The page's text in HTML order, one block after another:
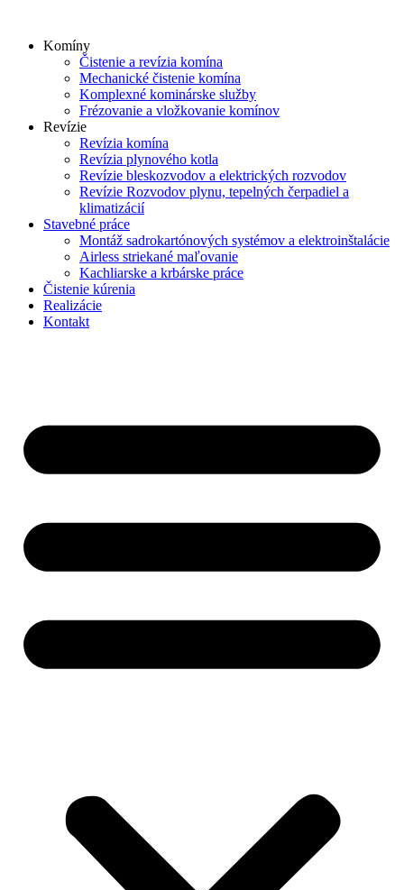
contentKomíny
Čistenie a revízia komína
Mechanické čistenie komína
Komplexné kominárske služby
Frézovanie a vložkovanie komínov
Revízie
Revízia komína
Revízia plynového kotla
Revízie bleskozvodov a elektrických rozvodov
Revízie Rozvodov plynu, tepelných čerpadiel a
klimatizácií
Stavebné práce
Montáž sadrokartónových systémov a elektroinštalácie
Airless striekané maľovanie
Kachliarske a krbárske práce
Čistenie kúrenia
Realizácie
Kontakt